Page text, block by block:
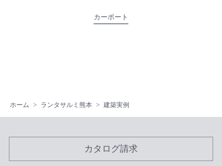
カーポート
ホーム ランタサルミ熊本 建築実例
カタログ請求